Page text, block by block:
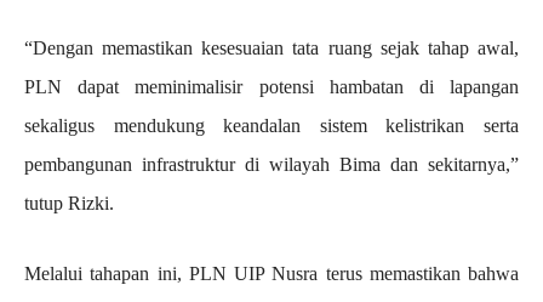
“Dengan memastikan kesesuaian tata ruang sejak tahap awal,
PLN dapat meminimalisir potensi hambatan di lapangan
sekaligus mendukung keandalan sistem kelistrikan serta
pembangunan infrastruktur di wilayah Bima dan sekitarnya,”
tutup Rizki.
Melalui tahapan ini, PLN UIP Nusra terus memastikan bahwa